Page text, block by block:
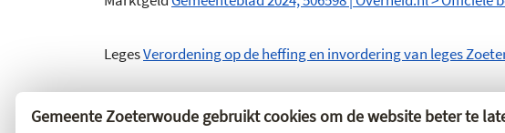
Gemeente Zoeterwoude gebruikt cookies om de website beter te
LegesVerordening op de heffing en invordering van leges